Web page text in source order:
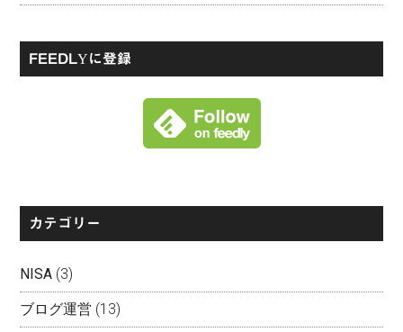
FEEDLYに登録
カテゴリー
NISA (3)
ブログ運営 (13)